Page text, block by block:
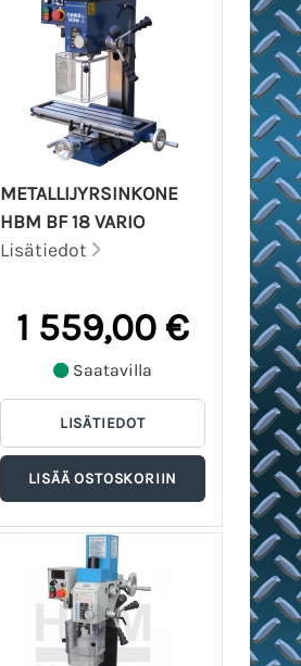
METALLIJYRSINKONE
HBM BF 18 VARIO
Lisätiedot
1 559,00 €
Saatavilla